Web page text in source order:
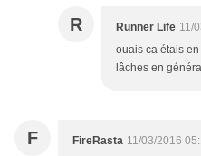
R Runner Life 11/
ouais ca étais
lâches en
F FireRasta 11/03/2016